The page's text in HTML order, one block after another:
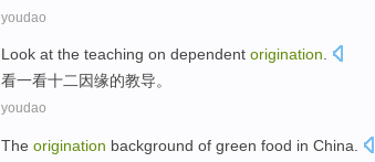
youdao
Look at the teaching on dependent origination.
看一看十二因缘的教导。
youdao
The origination background of green food in China